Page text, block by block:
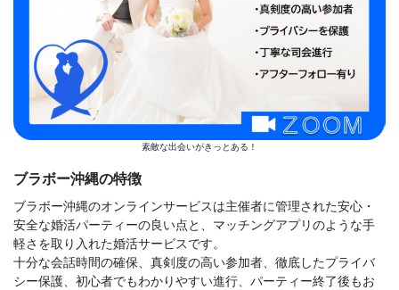
素敵な出会いがきっとある！
ブラボー沖縄の特徴
ブラボー沖縄のオンラインサービスは主催者に管理された安心・
安全な婚活パーティーの良い点と、マッチングアプリのような手
軽さを取り入れた婚活サービスです。
十分な会話時間の確保、真剣度の高い参加者、徹底したプライバ
シー保護、初心者でもわかりやすい進行、パーティー終了後もお